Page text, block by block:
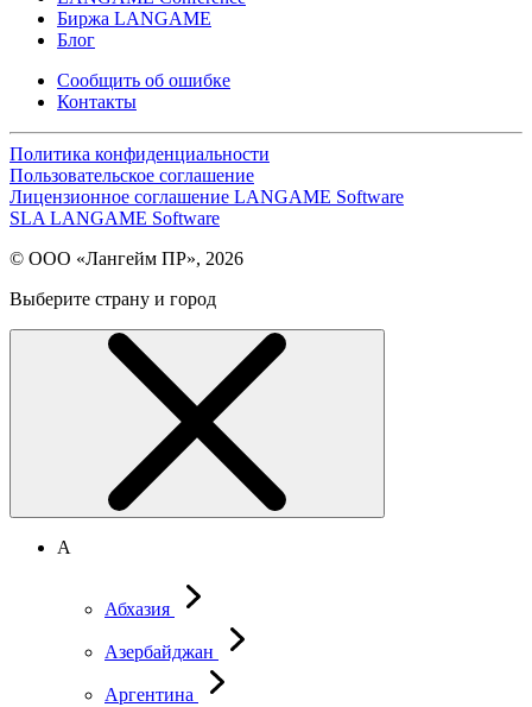
Биржа LANGAME
Блог
Сообщить об ошибке
Контакты
Политика конфиденциальности
Пользовательское соглашение
Лицензионное соглашение LANGAME Software
SLA LANGAME Software
© ООО «Лангейм ПР», 2026
Выберите страну и город
А
Абхазия
Азербайджан
Аргентина